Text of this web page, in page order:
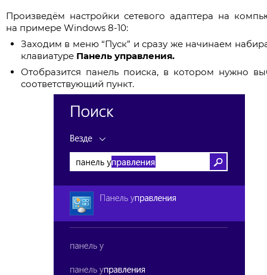
Произведём настройки сетевого адаптера на
на примере Windows 8-10:
Заходим в меню “Пуск” и сразу же начинаем
клавиатуре Панель управления.
Отобразится панель поиска, в котором нужно
соответствующий пункт.